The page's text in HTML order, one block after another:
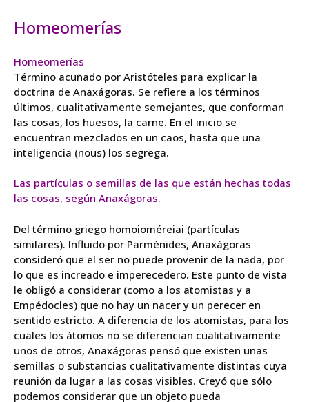
Homeomerías
Homeomerías
Término acuñado por Aristóteles para explicar la
doctrina de Anaxágoras. Se refiere a los términos
últimos, cualitativamente semejantes, que conforman
las cosas, los huesos, la carne. En el inicio se
encuentran mezclados en un caos, hasta que una
inteligencia (nous) los segrega.
Las partículas o semillas de las que están hechas todas
las cosas, según Anaxágoras.
Del término griego homoioméreiai (partículas
similares). Influido por Parménides, Anaxágoras
consideró que el ser no puede provenir de la nada, por
lo que es increado e imperecedero. Este punto de vista
le obligó a considerar (como a los atomistas y a
Empédocles) que no hay un nacer y un perecer en
sentido estricto. A diferencia de los atomistas, para los
cuales los átomos no se diferencian cualitativamente
unos de otros, Anaxágoras pensó que existen unas
semillas o substancias cualitativamente distintas cuya
reunión da lugar a las cosas visibles. Creyó que sólo
podemos considerar que un objeto pueda